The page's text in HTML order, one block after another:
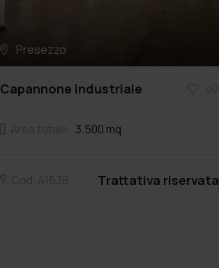
Presezzo
Capannone industriale
3.500 mq
Trattativa riservata